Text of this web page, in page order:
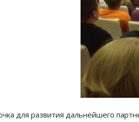
для развития дальнейшего